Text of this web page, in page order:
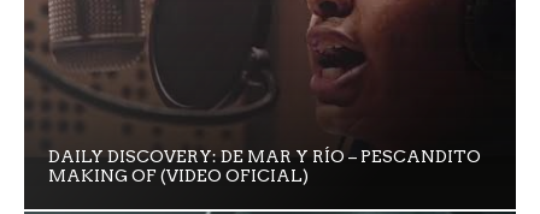
DAILY DISCOVERY: DE MAR Y RÍO – PESCANDITO
MAKING OF (VIDEO OFICIAL)